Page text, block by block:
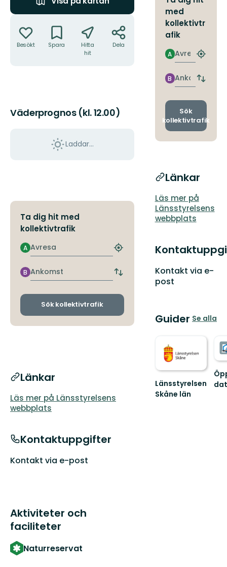
Besökt Spara
Hitta
hit
Dela
Väderprognos (kl. 12.00)
Laddar...
Ta dig hit med
kollektivtrafik
Avresa
A
Hitta
hållplats
Ankomst
B
Byt
och
Sök kollektivtrafik
Länkar
Läs mer på Länsstyrelsens
webbplats
Kontaktuppgifter
Kontakt via e-post
Aktiviteter och
faciliteter
Naturreservat
med
kollektivtr
afik
Avresa
A
Hitta
Ankomst
B
Byt
och
Sök
kollektivtrafik
Länkar
Läs mer på
Länsstyrelsens
webbplats
Kontakt via e-
post
Guider Se alla
Länsstyrelsen
Skåne län